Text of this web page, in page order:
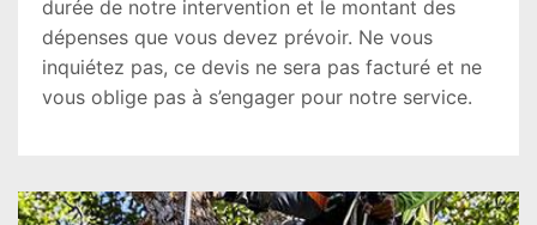
durée de notre intervention et le montant des
dépenses que vous devez prévoir. Ne vous
inquiétez pas, ce devis ne sera pas facturé et ne
vous oblige pas à s’engager pour notre service.